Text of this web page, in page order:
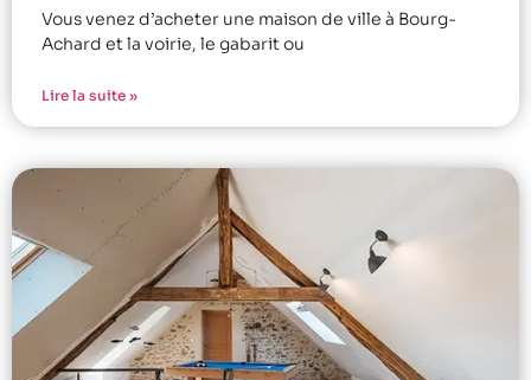
Vous venez d’acheter une maison de ville à Bourg-
Achard et la voirie, le gabarit ou
Lire la suite »